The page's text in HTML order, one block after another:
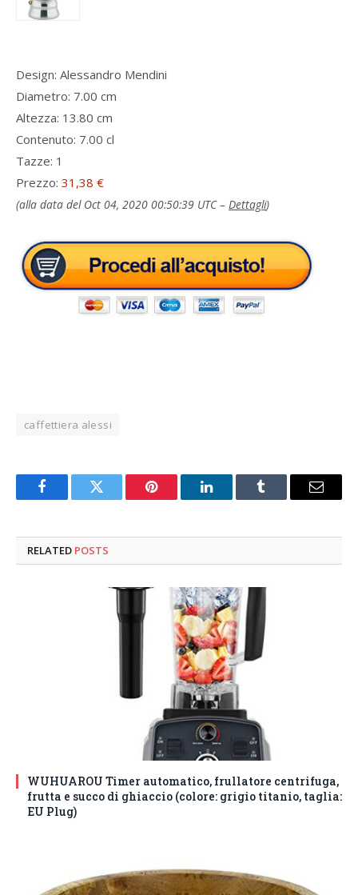
Design: Alessandro Mendini
Diametro: 7.00 cm
Altezza: 13.80 cm
Contenuto: 7.00 cl
Tazze: 1
Prezzo: 31,38 €
(alla data del Oct 04, 2020 00:50:39 UTC – Dettagli)
caffettiera alessi
FacebookTwitter Pinterest LinkedInTumblr Email
RELATED POSTS
WUHUAROU Timer automatico, frullatore centrifuga,
frutta e succo di ghiaccio (colore: grigio titanio, taglia:
EU Plug)